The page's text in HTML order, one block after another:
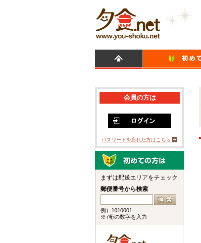
会員の方は
パスワードを忘れた方はこちら
まずは配送エリアをチェック
郵便番号から検索
例）1010001
※7桁の数字を入力